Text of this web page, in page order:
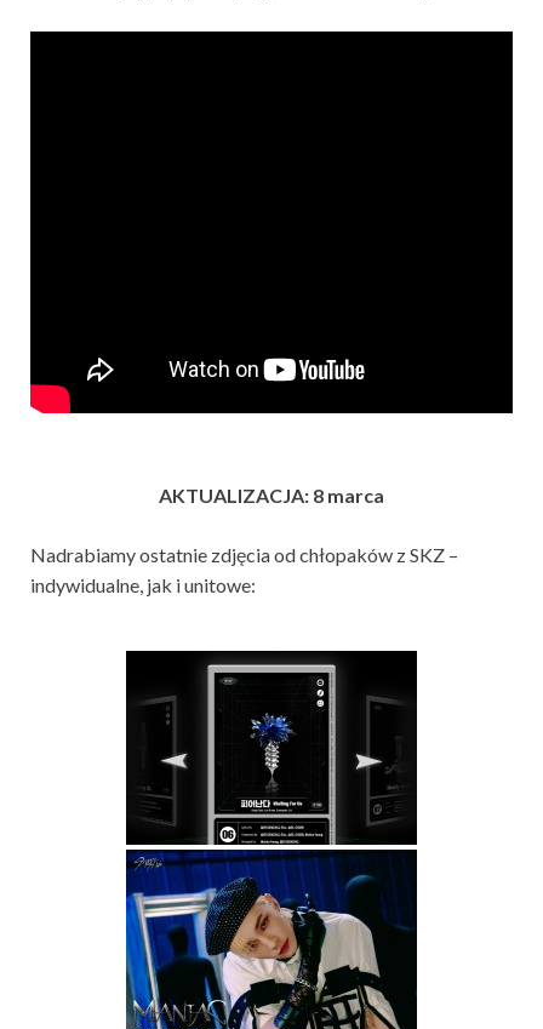
AKTUALIZACJA: 8 marca
Nadrabiamy ostatnie zdjęcia od chłopaków z SKZ –
indywidualne, jak i unitowe: